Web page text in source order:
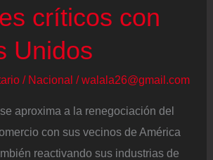
críticos con
Unidos
/ Nacional /walala26@gmail.com
aproxima a la renegociación del
con sus vecinos de América
reactivando sus industrias de